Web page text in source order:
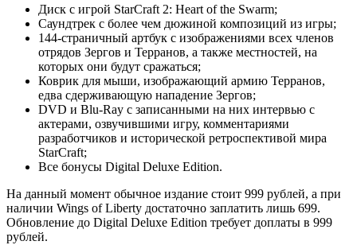
Диск с игрой StarCraft 2: Heart of the Swarm;
Саундтрек с более чем дюжиной композиций из игры;
144-страничный артбук с изображениями всех членов
отрядов Зергов и Терранов, а также местностей, на
которых они будут сражаться;
Коврик для мыши, изображающий армию Терранов,
едва сдерживающую нападение Зергов;
DVD и Blu-Ray с записанными на них интервью с
актерами, озвучившими игру, комментариями
разработчиков и исторической ретроспективой мира
StarCraft;
Все бонусы Digital Deluxe Edition.
На данный момент обычное издание стоит 999 рублей, а при
наличии Wings of Liberty достаточно заплатить лишь 699.
Обновление до Digital Deluxe Edition требует доплаты в 999
рублей.